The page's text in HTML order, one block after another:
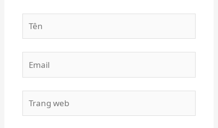
web